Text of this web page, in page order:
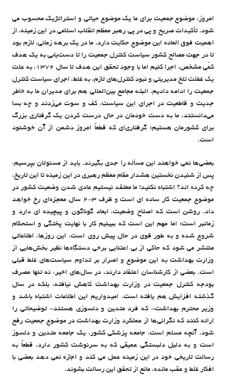
امروز، موضوع جمعیت برای ما یک موضوع حیاتی و استراتژیک محسوب می
شود. تأکیدات صریح و پی در پی رهبر معظم انقلاب اسلامی در این زمینه، از
اهمیت فوق العاده این موضوع حکایت دارد. ما در یک برهه زمانی، لازم بود
تا در جهت مصالح کشور سیاست کنترل جمعیت را تا دست‌یابی به یک هدف
کمّی مشخص، اجرا کنیم اما با وجود تحقق این هدف تا سال 1372، به علت
یک غفلت تلخ مدیریتی و نبود کنترل‌های لازم، به غلط، اجرای سیاست کنترل
جمعیت را ادامه دادیم. البته مجامع بین‌المللی هم برای مدیران ما به خاطر
جدیت و قاطعیت در اجرای این سیاست، کف و سوت می‌زدند و چه بسا
می‌دانستند، ما به دست خودمان در حال درست کردن یک گرفتاری بزرگ
برای کشورمان هستیم؛ گرفتاری‌ای که قطعاً امروز دشمن از آن خوشنود
است.
بعضی‌ها نمی خواهند این مسأله را جدی بگیرند. باید از مسئولان بپرسیم،
پس از شنیدن نخستین هشدار مقام معظم رهبری در این زمینه تا این تاریخ،
چه کرده اند؟ اشتباه نکنید! ما معتقد نیستیم عادی شدن وضعیت کشور در
موضوع جمعیت کار ساده ای است و ظرف 3-2 سال معجزه‌ای رخ خواهد
داد. روشن است که اصلاح وضعیت، ابعاد گوناگون و پیچیده ای دارد و
زمانبر است؛ اما مهم این است که ببینیم کار با نهایت پختگی و استحکام
شروع شده و به طور قوی در حال پیش روی است. این روزها، اطلاعاتی
منتشر می شود که حاکی از بی اعتنایی برخی دستگاه‌ها نظیر بخش‌هایی از
وزارت بهداشت به این موضوع و اصرار بر تداوم سیاست‌های غلط قبلی
است. بعضی از کارشناسان اعتقاد دارند، در سال‌های اخیر، نه تنها مصرف
بودجه کنترل جمعیت در وزارت بهداشت کاهش نیافته، بلکه در سال
گذشته افزایش هم یافته است. امیدواریم این اطلاعات اشتباه باشد و
وزیر محترم بهداشت- که فرد متدین و دلسوزی هستند- توضیحاتی را
ارائه کنند که نگرانی‌ها از عملکرد وزارت بهداشت در موضوع جمعیت رفع
شود. آنچه مسلم است، جامعه پزشکی کشور، یک جامعه متدین و دلسوز
است و به دلیل دلبستگی عمیقی که به سرنوشت کشور دارد، قطعاً به
رسالت تاریخی خود در این زمینه عمل می کند و اجازه نمی دهد بعضی با
افکار غلط و عقب مانده، مانع از تحقق این رسالت بشوند.